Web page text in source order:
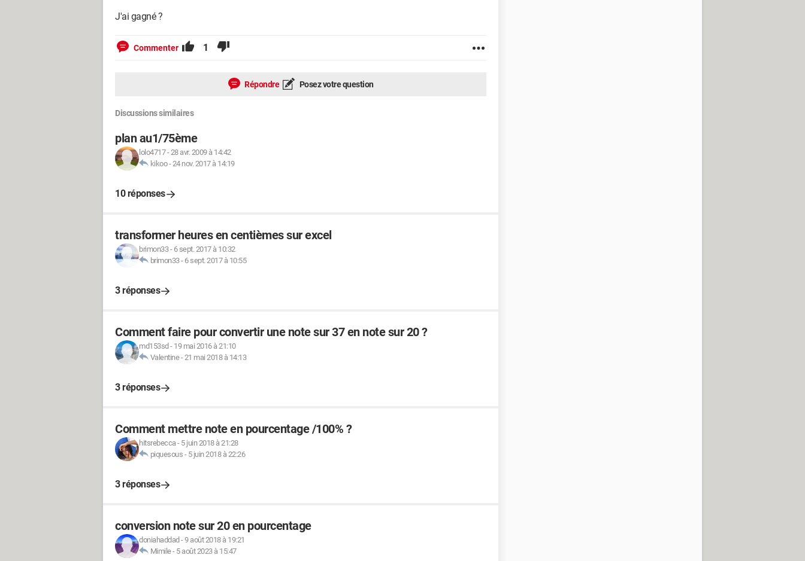
J'ai gagné ?
Commenter 1
Répondre Posez votre question
Discussions similaires
plan au1/75ème
lolo4717-28 avr. 2009 à 14:42
kikoo-24 nov. 2017 à 14:19
10 réponses
transformer heures en centièmes sur excel
brimon33- 6 sept. 2017 à 10:32
brimon33- 6 sept. 2017 à 10:55
3 réponses
Comment faire pour convertir une note sur 37 en note sur 20 ?
md153sd - 19 mai 2016 à 21:10
Valentine-21 mai 2018 à 14:13
3 réponses
Comment mettre note en pourcentage /100% ?
hitsrebecca- 5 juin 2018 à 21:28
piquesous - 5 juin 2018 à 22:26
3 réponses
conversion note sur 20 en pourcentage
doniahaddad -9 août 2018 à 19:21
Mimile- 5 août 2023 à 15:47